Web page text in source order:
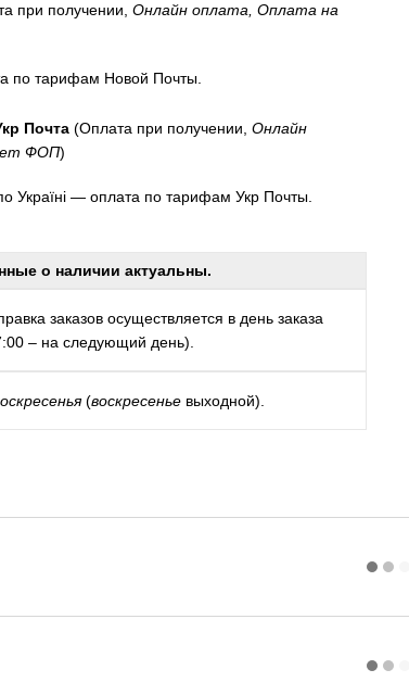
при получении, Онлайн оплата, Оплата на
по тарифам Новой Почты.
Почта (Оплата при получении, Онлайн
ФОП)
Україні — оплата по тарифам Укр Почты.
о наличии актуальны.
заказов осуществляется в день заказа
– на следующий день).
(воскресенье выходной).